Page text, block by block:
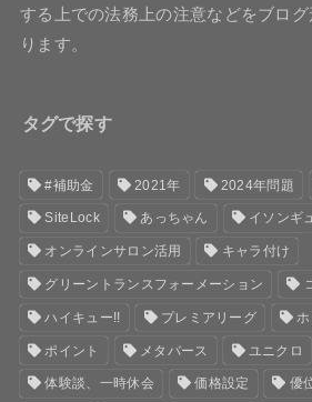
する上での法務上の注意などをブロ
ります。
タグで探す
#補助金 2021年 2024年問題
SiteLock あっちゃん イソンギ
オンラインサロン活用 キャラ付け
グリーントランスフォーメーション
ハイキュー!! プレミアリーグ
ポイント メタバース ユニクロ
体験談、一時休会 価格設定 優